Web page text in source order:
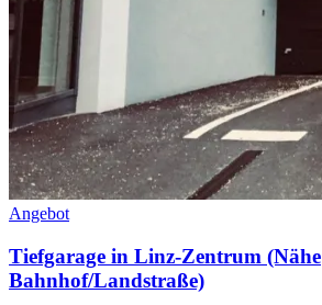
Angebot
Tiefgarage in Linz-Zentrum (Nähe
Bahnhof/Landstraße)